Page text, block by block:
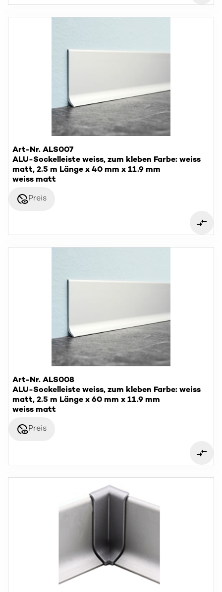
Art-Nr. ALS007
ALU-Sockelleiste weiss, zum kleben Farbe: weiss
matt, 2.5 m Länge x 40 mm x 11.9 mm
weiss matt
disabled_visiblePreis
Art-Nr. ALS008
ALU-Sockelleiste weiss, zum kleben Farbe: weiss
matt, 2.5 m Länge x 60 mm x 11.9 mm
weiss matt
disabled_visiblePreis